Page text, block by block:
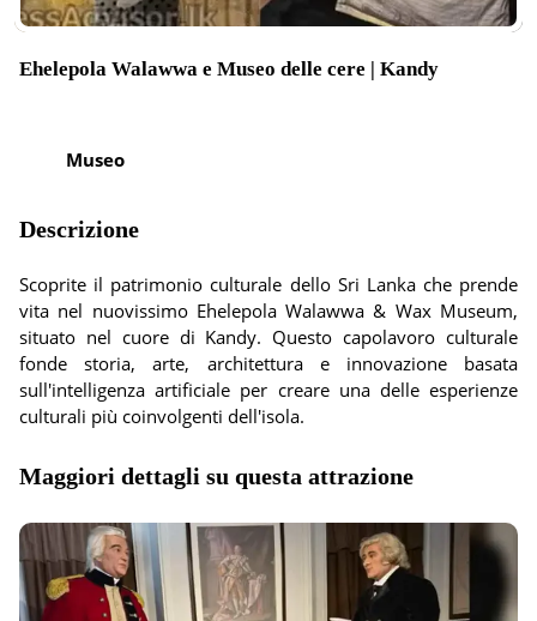
Ehelepola Walawwa e Museo delle cere | Kandy
Museo
Descrizione
Scoprite il patrimonio culturale dello Sri Lanka che prende
vita nel nuovissimo Ehelepola Walawwa & Wax Museum,
situato nel cuore di Kandy. Questo capolavoro culturale
fonde storia, arte, architettura e innovazione basata
sull'intelligenza artificiale per creare una delle esperienze
culturali più coinvolgenti dell'isola.
Maggiori dettagli su questa attrazione